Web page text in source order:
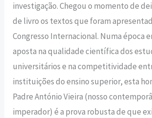
investigação. Chegou o momento de
de livro os textos que foram
Congresso Internacional. Numa época
aposta na qualidade científica dos
universitários e na competitividade
instituições do ensino superior, esta
Padre António Vieira (nosso
imperador) é a prova robusta de que